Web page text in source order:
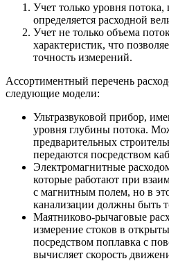
Учет только уровня потока,
определяется расходной
Учет не только объема
характеристик, что
точность измерений.
Ассортиментный перечень
следующие модели:
Ультразвуковой прибор,
уровня глубины потока.
предварительных
передаются посредством
Электромагнитные
которые работают при
с магнитным полем, но в
канализации должны быть
Маятниково-рычаговые
измерение стоков в
посредством поплавка с
вычисляет скорость